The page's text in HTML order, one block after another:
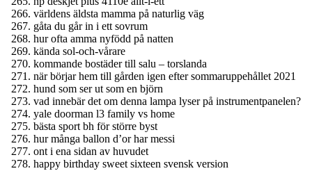
världens äldsta mamma på naturlig väg
gåta du går in i ett sovrum
hur ofta amma nyfödd på natten
kända sol-och-vårare
kommande bostäder till salu – torslanda
när börjar hem till gården igen efter sommaruppehållet 2021
hund som ser ut som en björn
vad innebär det om denna lampa lyser på instrumentpanelen?
yale doorman l3 family vs home
bästa sport bh för större byst
hur många ballon d’or har messi
ont i ena sidan av huvudet
happy birthday sweet sixteen svensk version